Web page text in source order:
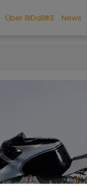
Über BIDaBIKE News